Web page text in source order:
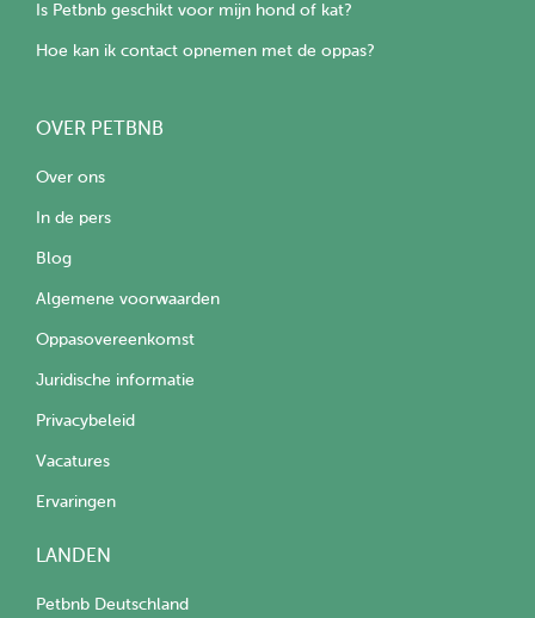
Is Petbnb geschikt voor mijn hond of kat?
Hoe kan ik contact opnemen met de oppas?
OVER PETBNB
Over ons
In de pers
Blog
Algemene voorwaarden
Oppasovereenkomst
Juridische informatie
Privacybeleid
Vacatures
Ervaringen
LANDEN
Petbnb Deutschland